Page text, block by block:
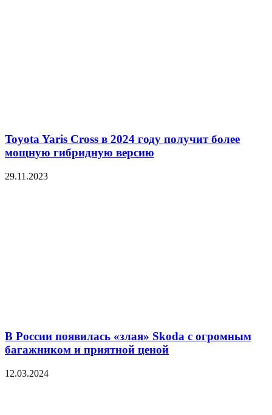
Toyota Yaris Cross в 2024 году получит более
мощную гибридную версию
29.11.2023
В России появилась «злая» Skoda с огромным
багажником и приятной ценой
12.03.2024